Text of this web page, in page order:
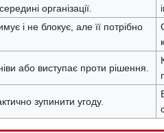
організації.
і не блокує, але її потрібно
або виступає проти рішення.
зупинити угоду.